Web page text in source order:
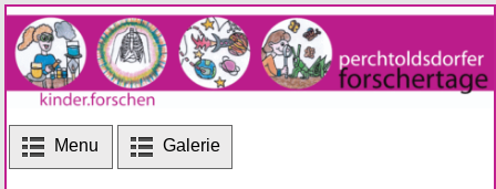
Menu Galerie